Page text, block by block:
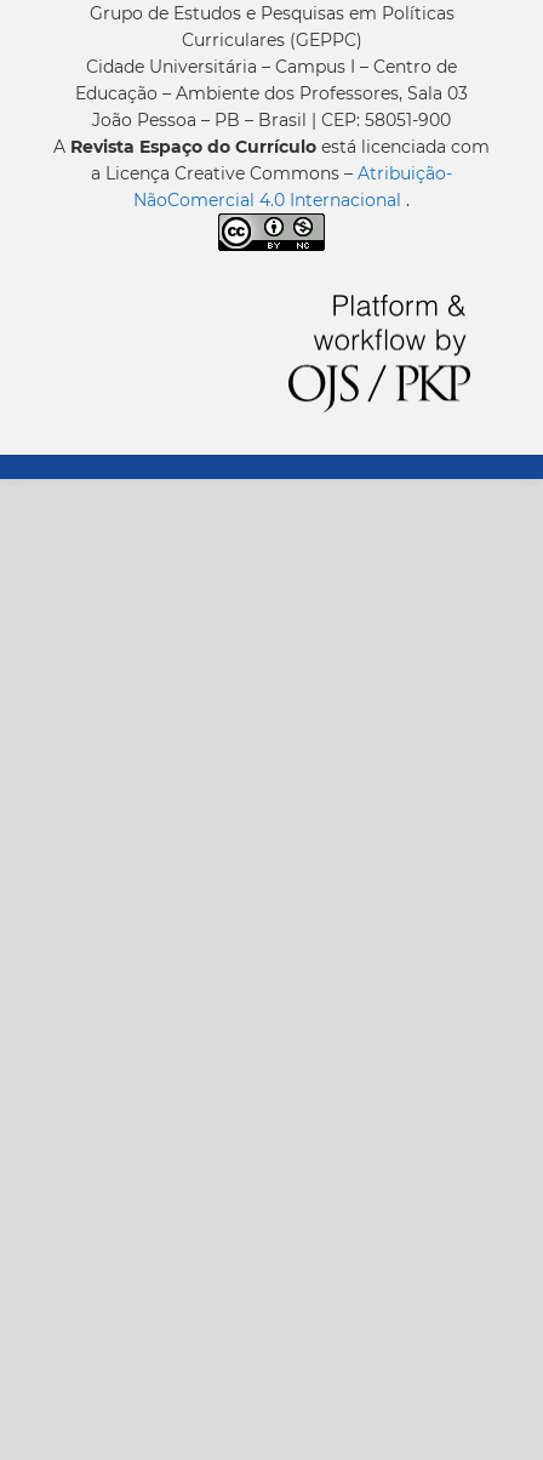
Grupo de Estudos e Pesquisas em Políticas
Curriculares (GEPPC)
Cidade Universitária – Campus I – Centro de
Educação – Ambiente dos Professores, Sala 03
João Pessoa – PB – Brasil | CEP: 58051-900
A Revista Espaço do Currículo está licenciada com
a Licença Creative Commons – Atribuição-
NãoComercial 4.0 Internacional .